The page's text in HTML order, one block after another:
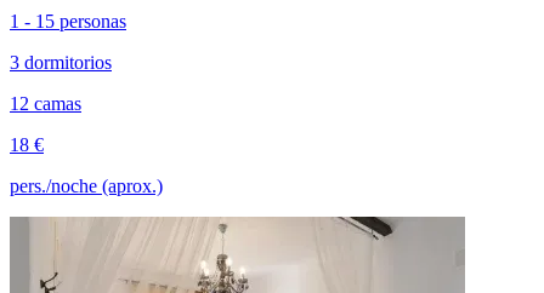
1 - 15 personas
3 dormitorios
12 camas
18 €
pers./noche (aprox.)